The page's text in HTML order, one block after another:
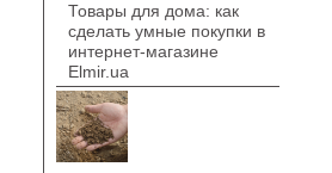
Товары для дома: как
сделать умные покупки в
интернет-магазине
Elmir.ua